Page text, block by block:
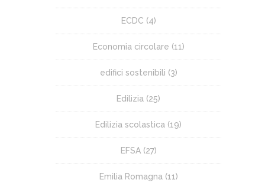
ECDC (4)
Economia circolare (11)
edifici sostenibili (3)
Edilizia (25)
Edilizia scolastica (19)
EFSA(27)
Emilia Romagna (11)